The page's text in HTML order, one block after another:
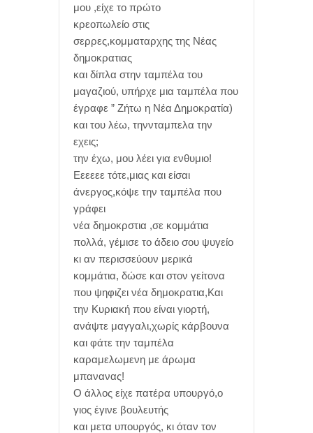
μου ,είχε το πρώτο
κρεοπωλείο στις
σερρες,κομματαρχης της Νέας
δημοκρατιας
και δίπλα στην ταμπέλα του
μαγαζιού, υπήρχε μια ταμπέλα που
έγραφε ” Ζήτω η Νέα Δημοκρατία)
και του λέω, τηννταμπελα την
εχεις;
την έχω, μου λέει για ενθυμιο!
Εεεεεε τότε,μιας και είσαι
άνεργος,κόψε την ταμπέλα που
γράφει
νέα δημοκρστια ,σε κομμάτια
πολλά, γέμισε το άδειο σου ψυγείο
κι αν περισσεύουν μερικά
κομμάτια, δώσε και στον γείτονα
που ψηφιζει νέα δημοκρατια,Και
την Κυριακή που είναι γιορτή,
ανάψτε μαγγαλι,χωρίς κάρβουνα
και φάτε την ταμπέλα
καραμελωμενη με άρωμα
μπανανας!
Ο άλλος είχε πατέρα υπουργό,ο
γιος έγινε βουλευτής
και μετα υπουργός, κι όταν τον